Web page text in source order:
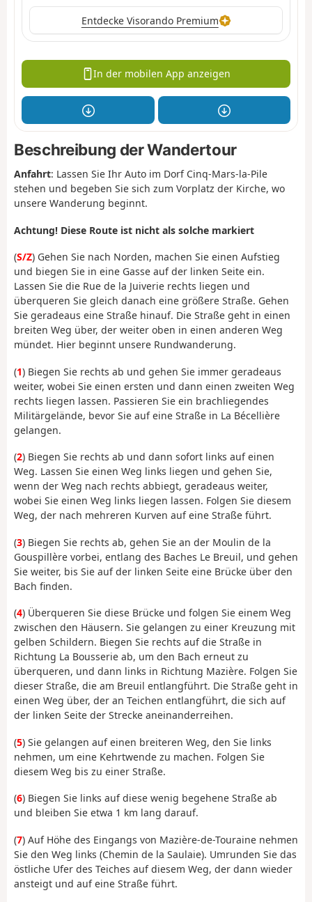
Entdecke Visorando Premium
In der mobilen App anzeigen
Beschreibung der Wandertour
Anfahrt: Lassen Sie Ihr Auto im Dorf Cinq-Mars-la-Pile
stehen und begeben Sie sich zum Vorplatz der Kirche, wo
unsere Wanderung beginnt.
Achtung! Diese Route ist nicht als solche markiert
(S/Z) Gehen Sie nach Norden, machen Sie einen Aufstieg
und biegen Sie in eine Gasse auf der linken Seite ein.
Lassen Sie die Rue de la Juiverie rechts liegen und
überqueren Sie gleich danach eine größere Straße. Gehen
Sie geradeaus eine Straße hinauf. Die Straße geht in einen
breiten Weg über, der weiter oben in einen anderen Weg
mündet. Hier beginnt unsere Rundwanderung.
(1) Biegen Sie rechts ab und gehen Sie immer geradeaus
weiter, wobei Sie einen ersten und dann einen zweiten Weg
rechts liegen lassen. Passieren Sie ein brachliegendes
Militärgelände, bevor Sie auf eine Straße in La Bécellière
gelangen.
(2) Biegen Sie rechts ab und dann sofort links auf einen
Weg. Lassen Sie einen Weg links liegen und gehen Sie,
wenn der Weg nach rechts abbiegt, geradeaus weiter,
wobei Sie einen Weg links liegen lassen. Folgen Sie diesem
Weg, der nach mehreren Kurven auf eine Straße führt.
(3) Biegen Sie rechts ab, gehen Sie an der Moulin de la
Gouspillère vorbei, entlang des Baches Le Breuil, und gehen
Sie weiter, bis Sie auf der linken Seite eine Brücke über den
Bach finden.
(4) Überqueren Sie diese Brücke und folgen Sie einem Weg
zwischen den Häusern. Sie gelangen zu einer Kreuzung mit
gelben Schildern. Biegen Sie rechts auf die Straße in
Richtung La Bousserie ab, um den Bach erneut zu
überqueren, und dann links in Richtung Mazière. Folgen Sie
dieser Straße, die am Breuil entlangführt. Die Straße geht in
einen Weg über, der an Teichen entlangführt, die sich auf
der linken Seite der Strecke aneinanderreihen.
(5) Sie gelangen auf einen breiteren Weg, den Sie links
nehmen, um eine Kehrtwende zu machen. Folgen Sie
diesem Weg bis zu einer Straße.
(6) Biegen Sie links auf diese wenig begehene Straße ab
und bleiben Sie etwa 1 km lang darauf.
(7) Auf Höhe des Eingangs von Mazière-de-Touraine nehmen
Sie den Weg links (Chemin de la Saulaie). Umrunden Sie das
östliche Ufer des Teiches auf diesem Weg, der dann wieder
ansteigt und auf eine Straße führt.